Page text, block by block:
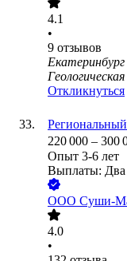
4.1
•
9 отзывов
Екатеринбург
Геологическая
Откликнуться
220 000 – 300
Опыт 3-6 лет
Выплаты: Два
ООО Суши-
4.0
•